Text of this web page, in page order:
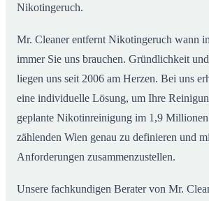
Nikotingeruch.
Mr. Cleaner entfernt Nikotingeruch wann
immer Sie uns brauchen. Gründlichkeit
liegen uns seit 2006 am Herzen. Bei uns
eine individuelle Lösung, um Ihre
geplante Nikotinreinigung im 1,9
zählenden Wien genau zu definieren und
Anforderungen zusammenzustellen.
Unsere fachkundigen Berater von Mr.